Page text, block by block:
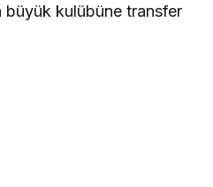
büyük kulübüne transfer